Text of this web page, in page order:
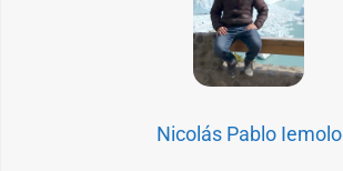
Nicolás Pablo Iemolo